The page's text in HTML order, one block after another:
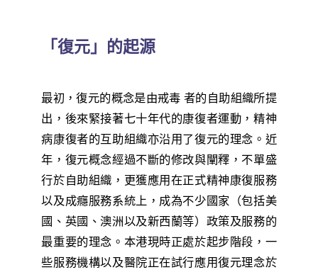
「復元」的起源
最初，復元的概念是由戒毒 者的自助組織所提
出，後來緊接著七十年代的康復者運動，精神
病康復者的互助組織亦沿用了復元的理念。近
年，復元概念經過不斷的修改與闡釋，不單盛
行於自助組織，更獲應用在正式精神康復服務
以及成癮服務系統上，成為不少國家（包括美
國、英國、澳洲以及新西蘭等）政策及服務的
最重要的理念。本港現時正處於起步階段，一
些服務機構以及醫院正在試行應用復元理念於